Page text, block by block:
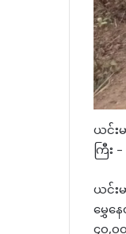
ယင်း
ကြီး
ယင်း
မွှေန